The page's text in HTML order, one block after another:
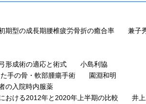
期型の成長期腰椎疲労骨折の癒合率 兼子
形成術の適応と術式 小島利協
手の骨・軟部腫瘍手術 園淵和明
の入院時内服薬
ける2012年と2020年上半期の比較 井上